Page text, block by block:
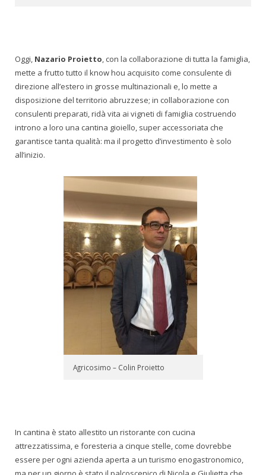
Oggi, Nazario Proietto, con la collaborazione di tutta la famiglia,
mette a frutto tutto il know hou acquisito come consulente di
direzione all’estero in grosse multinazionali e, lo mette a
disposizione del territorio abruzzese; in collaborazione con
consulenti preparati, ridà vita ai vigneti di famiglia costruendo
introno a loro una cantina gioiello, super accessoriata che
garantisce tanta qualità: ma il progetto d’investimento è solo
all’inizio.
Agricosimo – Colin Proietto
In cantina è stato allestito un ristorante con cucina
attrezzatissima, e foresteria a cinque stelle, come dovrebbe
essere per ogni azienda aperta a un turismo enogastronomico,